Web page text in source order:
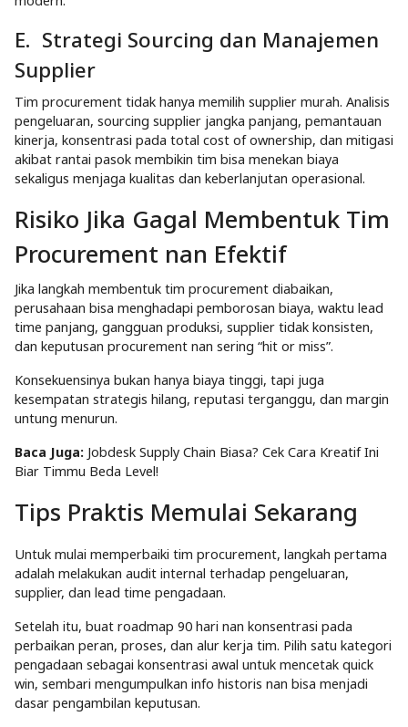
E. Strategi Sourcing dan Manajemen
Supplier
Tim procurement tidak hanya memilih supplier murah. Analisis
pengeluaran, sourcing supplier jangka panjang, pemantauan
kinerja, konsentrasi pada total cost of ownership, dan mitigasi
akibat rantai pasok membikin tim bisa menekan biaya
sekaligus menjaga kualitas dan keberlanjutan operasional.
Risiko Jika Gagal Membentuk Tim
Procurement nan Efektif
Jika langkah membentuk tim procurement diabaikan,
perusahaan bisa menghadapi pemborosan biaya, waktu lead
time panjang, gangguan produksi, supplier tidak konsisten,
dan keputusan procurement nan sering “hit or miss”.
Konsekuensinya bukan hanya biaya tinggi, tapi juga
kesempatan strategis hilang, reputasi terganggu, dan margin
untung menurun.
Baca Juga: Jobdesk Supply Chain Biasa? Cek Cara Kreatif Ini
Biar Timmu Beda Level!
Tips Praktis Memulai Sekarang
Untuk mulai memperbaiki tim procurement, langkah pertama
adalah melakukan audit internal terhadap pengeluaran,
supplier, dan lead time pengadaan.
Setelah itu, buat roadmap 90 hari nan konsentrasi pada
perbaikan peran, proses, dan alur kerja tim. Pilih satu kategori
pengadaan sebagai konsentrasi awal untuk mencetak quick
win, sembari mengumpulkan info historis nan bisa menjadi
dasar pengambilan keputusan.